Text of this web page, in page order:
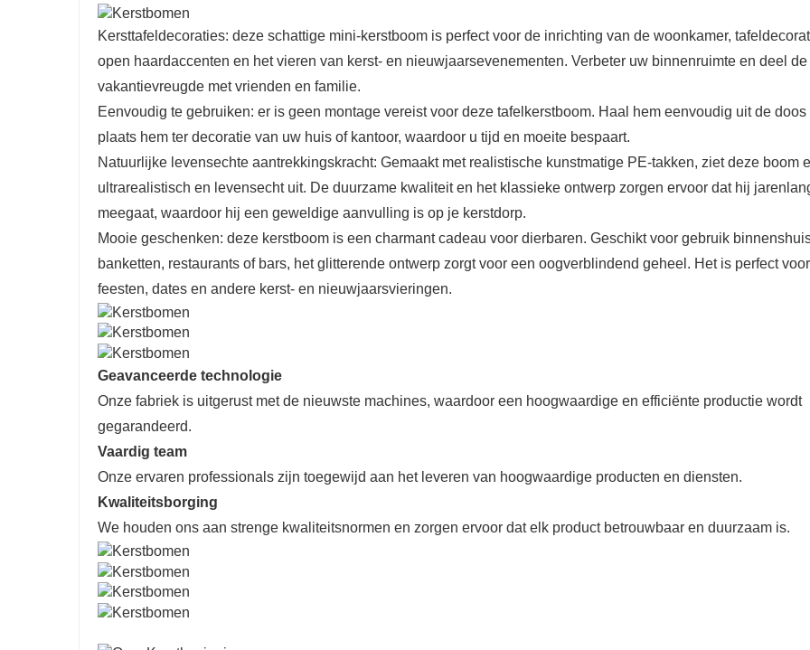
Kersttafeldecoraties: deze schattige mini-kerstboom is perfect voor de inrichting van de woonkamer,
open haardaccenten en het vieren van kerst- en nieuwjaarsevenementen. Verbeter uw binnenruimte en deel de
vakantievreugde met vrienden en familie.
Eenvoudig te gebruiken: er is geen montage vereist voor deze tafelkerstboom. Haal hem eenvoudig uit de doos
plaats hem ter decoratie van uw huis of kantoor, waardoor u tijd en moeite bespaart.
Natuurlijke levensechte aantrekkingskracht: Gemaakt met realistische kunstmatige PE-takken, ziet deze boom
ultrarealistisch en levensecht uit. De duurzame kwaliteit en het klassieke ontwerp zorgen ervoor dat hij
meegaat, waardoor hij een geweldige aanvulling is op je kerstdorp.
Mooie geschenken: deze kerstboom is een charmant cadeau voor dierbaren. Geschikt voor gebruik
banketten, restaurants of bars, het glitterende ontwerp zorgt voor een oogverblindend geheel. Het is perfect voor
feesten, dates en andere kerst- en nieuwjaarsvieringen.
Geavanceerde technologie
Onze fabriek is uitgerust met de nieuwste machines, waardoor een hoogwaardige en efficiënte productie wordt
gegarandeerd.
Vaardig team
Onze ervaren professionals zijn toegewijd aan het leveren van hoogwaardige producten en diensten.
Kwaliteitsborging
We houden ons aan strenge kwaliteitsnormen en zorgen ervoor dat elk product betrouwbaar en duurzaam is.